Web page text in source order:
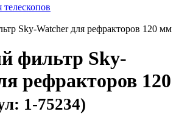
Sky-Watcher для рефракторов 120 мм
фильтр Sky-
рефракторов 120
1-75234)